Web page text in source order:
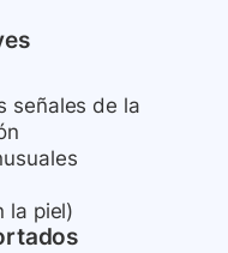
señales de la
la piel)